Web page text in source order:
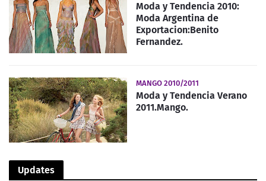
Moda y Tendencia 2010:
Moda Argentina de
Exportacion:Benito
Fernandez.
MANGO 2010/2011
Moda y Tendencia Verano
2011.Mango.
Updates